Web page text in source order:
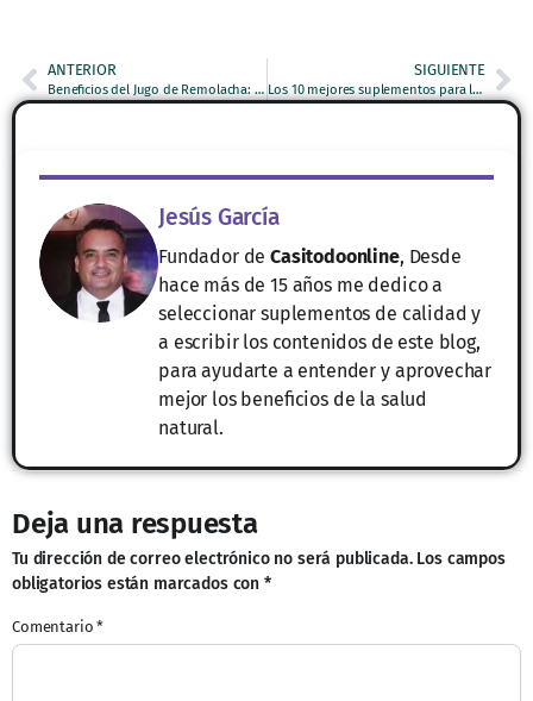
ANTERIOR
Beneficios del Jugo de Remolacha: 8 Razones Poderosas para Incorporarlo en tu Dieta Diaria
SIGUIENTE
Los 10 mejores suplementos para la salud de las mujeres: Potencia tu bienestar femenino
Jesús García
Fundador deCasitodoonline, Desde
hace más de 15 años me dedico a
seleccionar suplementos de calidad y
a escribir los contenidos de este blog,
para ayudarte a entender y aprovechar
mejor los beneficios de la salud
natural.
Deja una respuesta
Tu dirección de correo electrónico no será publicada. Los campos
obligatorios están marcados con *
Comentario*